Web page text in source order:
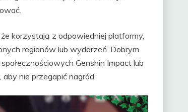
korzystają z odpowiedniej platformy,
regionów lub wydarzeń. Dobrym
Genshin Impact lub
nie przegapić nagród.